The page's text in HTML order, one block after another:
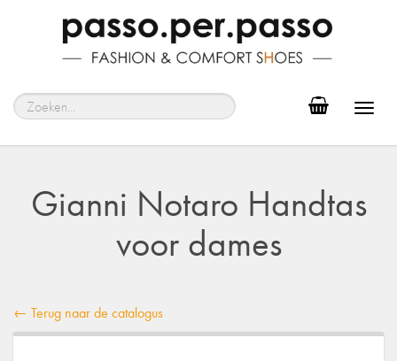
Gianni Notaro Handtas
voor dames
← Terug naar de catalogus